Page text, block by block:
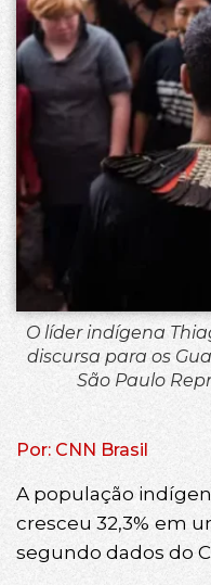
O líder indígena
discursa para os
São Paulo
Por: CNN Brasil
A população
cresceu 32,3% em
segundo dados do